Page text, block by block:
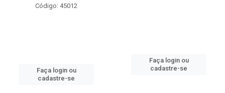
Código: 45012
Faça login ou
cadastre-se
Faça login ou